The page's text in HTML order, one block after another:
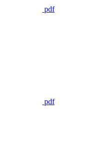
pdf
pdf